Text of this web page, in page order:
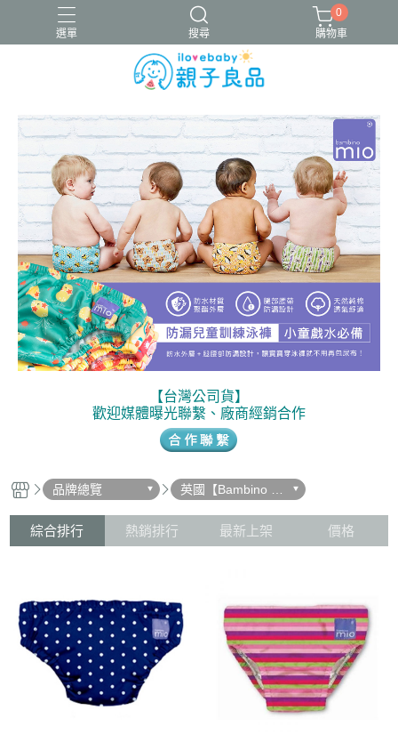
選單 搜尋
16吋腳踏車 ergobaby配件 寬口奶瓶
成長包巾卡片禮盒
竹纖維包巾
0
購物車
【台灣公司貨】
歡迎媒體曝光聯繫、廠商經銷合作
品牌總覽
英國【Bambino MI
O】
綜合排行 熱銷排行 最新上架 價格